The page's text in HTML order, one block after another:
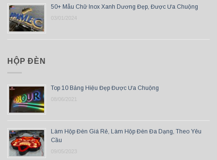
50+ Mẫu Chữ Inox Xanh Dương Đẹp, Được Ưa Chuộng
03/01/2024
HỘP ĐÈN
Top 10 Bảng Hiệu Đẹp Được Ưa Chuộng
08/06/2021
Làm Hộp Đèn Giá Rẻ, Làm Hộp Đèn Đa Dạng, Theo Yêu
Cầu
09/05/2023